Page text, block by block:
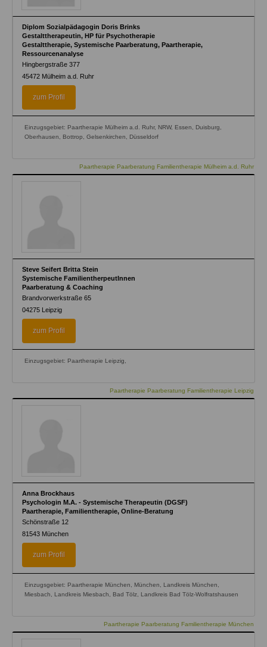
Diplom Sozialpädagogin Doris Brinks
Gestalttherapeutin, HP für Psychotherapie
Gestalttherapie, Systemische Paarberatung, Paartherapie,
Ressourcenanalyse
Hingbergstraße 377
45472 Mülheim a.d. Ruhr
zum Profil
Einzugsgebiet: Paartherapie Mülheim a.d. Ruhr, NRW, Essen, Duisburg,
Oberhausen, Bottrop, Gelsenkirchen, Düsseldorf
Paartherapie Paarberatung Familientherapie Mülheim a.d. Ruhr
Steve Seifert Britta Stein
Systemische FamilientherpeutInnen
Paarberatung & Coaching
Brandvorwerkstraße 65
04275 Leipzig
zum Profil
Einzugsgebiet: Paartherapie Leipzig,
Paartherapie Paarberatung Familientherapie Leipzig
Anna Brockhaus
Psychologin M.A. - Systemische Therapeutin (DGSF)
Paartherapie, Familientherapie, Online-Beratung
Schönstraße 12
81543 München
zum Profil
Einzugsgebiet: Paartherapie München, München, Landkreis München,
Miesbach, Landkreis Miesbach, Bad Tölz, Landkreis Bad Tölz-Wolfratshausen
Paartherapie Paarberatung Familientherapie München